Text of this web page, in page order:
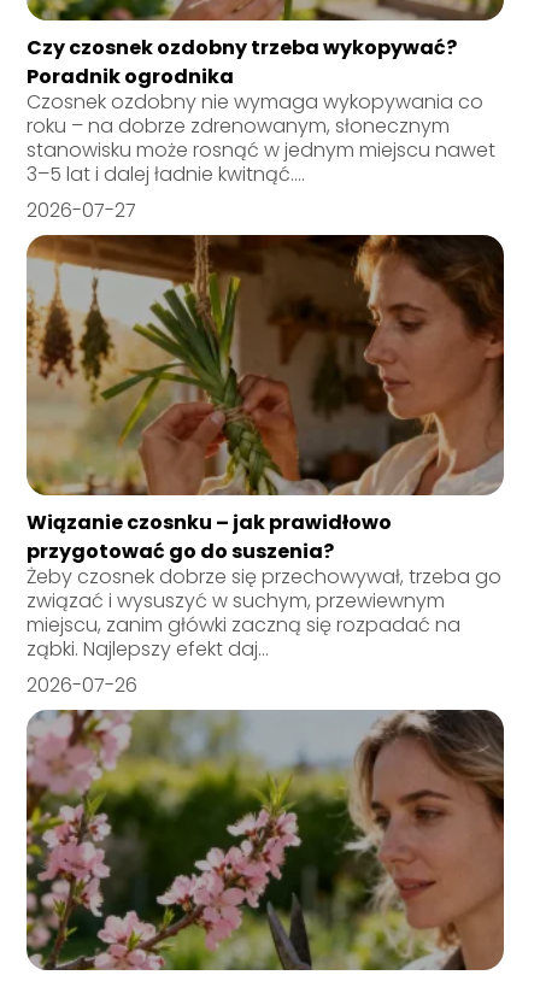
Czy czosnek ozdobny trzeba wykopywać?
Poradnik ogrodnika
Czosnek ozdobny nie wymaga wykopywania co
roku – na dobrze zdrenowanym, słonecznym
stanowisku może rosnąć w jednym miejscu nawet
3–5 lat i dalej ładnie kwitnąć....
2026-07-27
Wiązanie czosnku – jak prawidłowo
przygotować go do suszenia?
Żeby czosnek dobrze się przechowywał, trzeba go
związać i wysuszyć w suchym, przewiewnym
miejscu, zanim główki zaczną się rozpadać na
ząbki. Najlepszy efekt daj...
2026-07-26